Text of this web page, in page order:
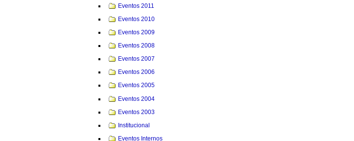
Eventos 2011
Eventos 2010
Eventos 2009
Eventos 2008
Eventos 2007
Eventos 2006
Eventos 2005
Eventos 2004
Eventos 2003
Institucional
Eventos Internos